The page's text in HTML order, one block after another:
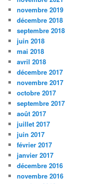
novembre 2019
décembre 2018
septembre 2018
juin 2018
mai 2018
avril 2018
décembre 2017
novembre 2017
octobre 2017
septembre 2017
août 2017
juillet 2017
juin 2017
février 2017
janvier 2017
décembre 2016
novembre 2016